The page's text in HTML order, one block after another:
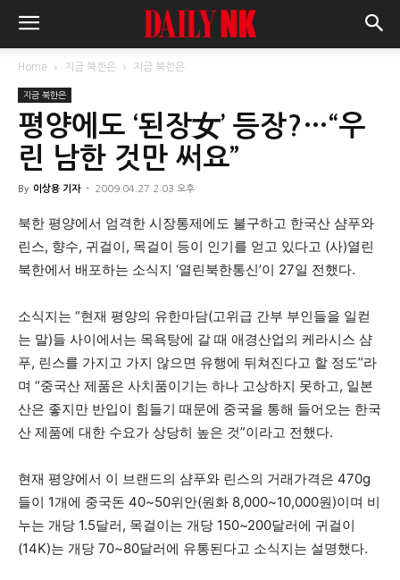
Home 지금 북한은 지금 북한은
지금 북한은
평양에도 ‘된장女’ 등장?…“우
린 남한 것만 써요”
By 이상용 기자 - 2009.04.27 2:03 오후
북한 평양에서 엄격한 시장통제에도 불구하고 한국산 샴푸와
린스, 향수, 귀걸이, 목걸이 등이 인기를 얻고 있다고 (사)열린
북한에서 배포하는 소식지 ‘열린북한통신’이 27일 전했다.
소식지는 “현재 평양의 유한마담(고위급 간부 부인들을 일컫
는 말)들 사이에서는 목욕탕에 갈 때 애경산업의 케라시스 샴
푸, 린스를 가지고 가지 않으면 유행에 뒤쳐진다고 할 정도”라
며 “중국산 제품은 사치품이기는 하나 고상하지 못하고, 일본
산은 좋지만 반입이 힘들기 때문에 중국을 통해 들어오는 한국
산 제품에 대한 수요가 상당히 높은 것”이라고 전했다.
현재 평양에서 이 브랜드의 샴푸와 린스의 거래가격은 470g
들이 1개에 중국돈 40~50위안(원화 8,000~10,000원)이며 비
누는 개당 1.5달러, 목걸이는 개당 150~200달러에 귀걸이
(14K)는 개당 70~80달러에 유통된다고 소식지는 설명했다.